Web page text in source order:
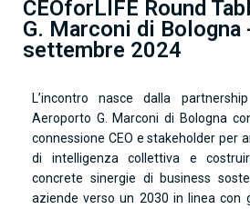
CEOforLIFE Round
G. Marconi di Bologna
settembre 2024
L’incontro nasce dalla
Aeroporto G. Marconi di Bologna
connessione CEO e stakeholder per
di intelligenza collettiva e
concrete sinergie di business
aziende verso un 2030 in linea con